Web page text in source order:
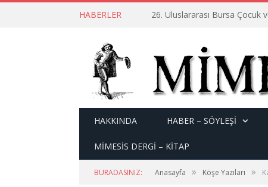
HABERLER 26. Uluslararası Bursa Çocuk
HAKKINDA HABER – SÖYLEŞI
MİMESİS DERGİ – KİTAP
BURADASINIZ: Anasayfa » Köşe Yazıları »